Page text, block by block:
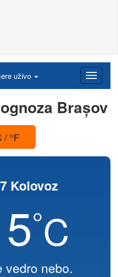
uživo
Brașov
/ °F
Kolovoz
°C
vedro nebo.